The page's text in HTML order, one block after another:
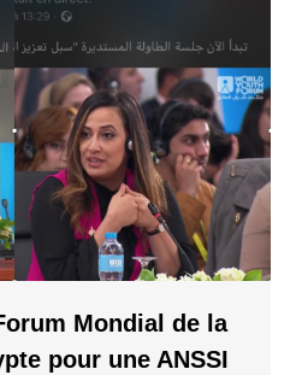
Mondial de la
pour une ANSSI